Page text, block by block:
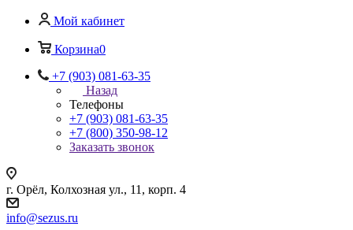
Мой кабинет
Корзина0
+7 (903) 081-63-35
Назад
Телефоны
+7 (903) 081-63-35
+7 (800) 350-98-12
Заказать звонок
г. Орёл, Колхозная ул., 11, корп. 4
info@sezus.ru